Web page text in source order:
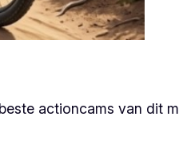
actioncams van dit